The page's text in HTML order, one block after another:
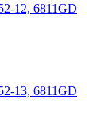
12, 6811GD
13, 6811GD